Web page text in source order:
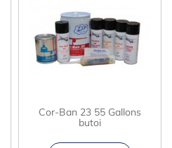
Cor-Ban 23 55 Gallons
butoi